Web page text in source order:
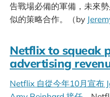
告戰場必備的軍備，未來
似的策略合作。（by
Netflix to squeak
advertising
Netflix 自從今年10月宣布